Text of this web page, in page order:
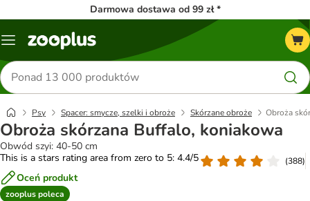
Darmowa dostawa od 99 zł *
Menu
Szukaj
produktów
Psy Spacer: smycze, szelki i obroże Skórzane obroże Obroża
Obroża skórzana Buffalo, koniakowa
Obwód szyi: 40-50 cm
This is a stars rating area from zero to 5: 4.4/5
(388)
Oceń produkt
zooplus poleca